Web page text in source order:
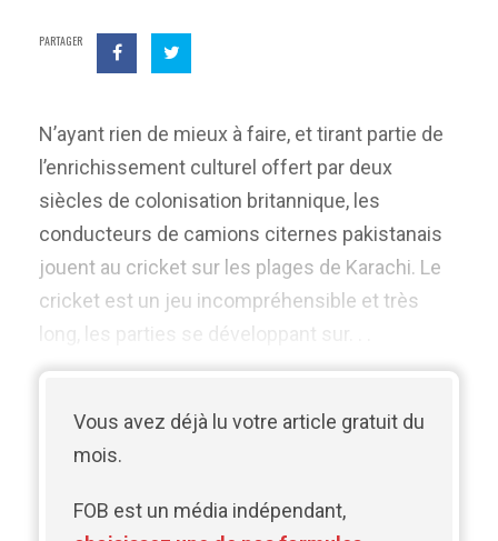
PARTAGER
N’ayant rien de mieux à faire, et tirant partie de
l’enrichissement culturel offert par deux
siècles de colonisation britannique, les
conducteurs de camions citernes pakistanais
jouent au cricket sur les plages de Karachi. Le
cricket est un jeu incompréhensible et très
long, les parties se développant sur. . .
Vous avez déjà lu votre article gratuit du
mois.
FOB est un média indépendant,